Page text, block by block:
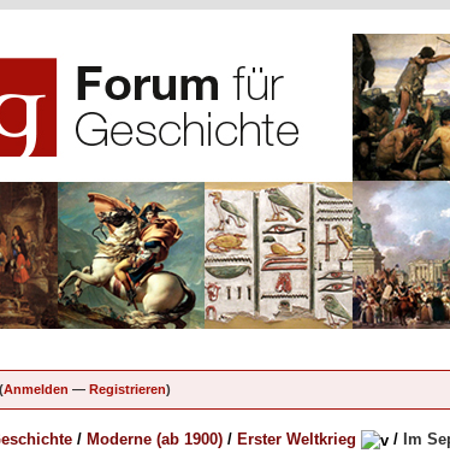
Anmelden — Registrieren)
/ Moderne (ab 1900) / Erster Weltkrieg / Im